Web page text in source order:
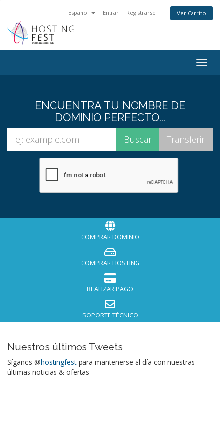
Español Entrar Registrarse Ver Carrito
ENCUENTRA TU NOMBRE DE
DOMINIO PERFECTO...
COMPRAR DOMINIO
COMPRAR HOSTING
REALIZAR PAGO
SOPORTE TÉCNICO
Nuestros últimos Tweets
Síganos @hostingfest para mantenerse al día con nuestras
últimas noticias & ofertas